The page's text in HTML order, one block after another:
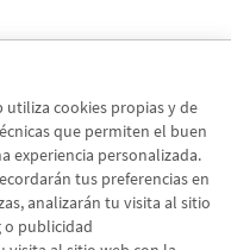
cookies propias y de
que permiten el buen
experiencia personalizada.
tus preferencias en
analizarán tu visita al sitio
o publicidad